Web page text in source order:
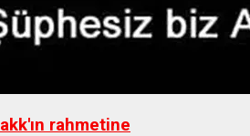
rahmetine